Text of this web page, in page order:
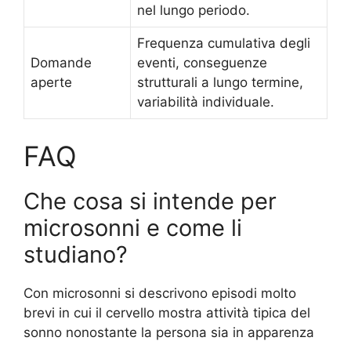
nel lungo periodo.
Domande
aperte
Frequenza cumulativa degli
eventi, conseguenze
strutturali a lungo termine,
variabilità individuale.
FAQ
Che cosa si intende per
microsonni e come li
studiano?
Con microsonni si descrivono episodi molto
brevi in cui il cervello mostra attività tipica del
sonno nonostante la persona sia in apparenza